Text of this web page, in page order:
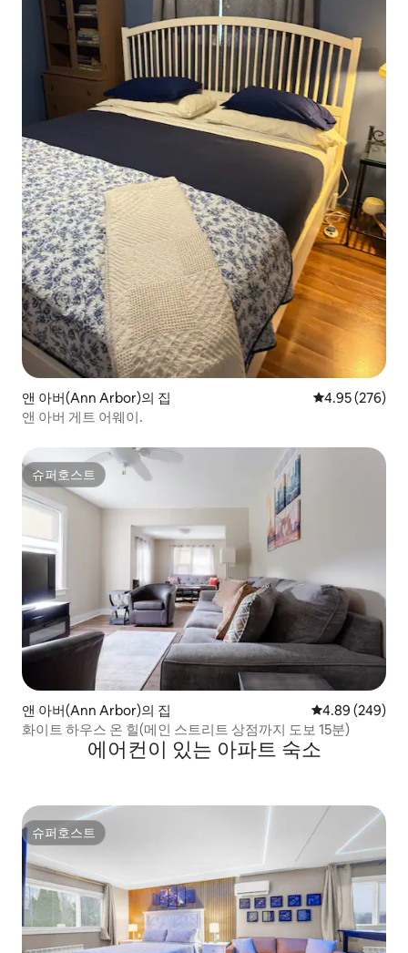
앤 아버(Ann Arbor)의 집 평점 4.95점(5
4.95 (276)
앤 아버 게트 어웨이.
슈퍼호스트
슈퍼호스트
앤 아버(Ann Arbor)의 집 평점 4.89점(5
4.89 (249)
화이트 하우스 온 힐(메인 스트리트 상점까지 도보 15분)
에어컨이 있는 아파트 숙소
슈퍼호스트
슈퍼호스트